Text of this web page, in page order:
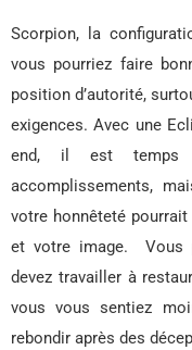
Scorpion, la
vous pourriez faire
position d’autorité,
exigences. Avec une
end, il est temps
accomplissements,
votre honnêteté
et votre image. Vous
devez travailler à
vous vous sentiez
rebondir après des